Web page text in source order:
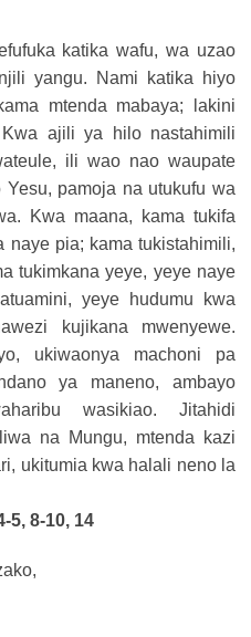
katika wafu, wa uzao
yangu. Nami katika hiyo
mtenda mabaya; lakini
ajili ya hilo nastahimili
ili wao nao waupate
pamoja na utukufu wa
Kwa maana, kama tukifa
naye pia; kama tukistahimili,
tukimkana yeye, yeye naye
yeye hudumu kwa
kujikana mwenyewe.
ukiwaonya machoni pa
ya maneno, ambayo
wasikiao. Jitahidi
na Mungu, mtenda kazi
ukitumia kwa halali neno la
5, 8-10, 14